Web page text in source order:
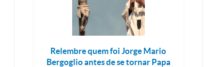
Relembre quem foi Jorge Mario
Bergoglio antes de se tornar Papa